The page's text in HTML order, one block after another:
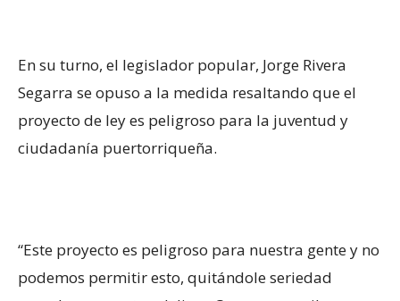
En su turno, el legislador popular, Jorge Rivera
Segarra se opuso a la medida resaltando que el
proyecto de ley es peligroso para la juventud y
ciudadanía puertorriqueña.
“Este proyecto es peligroso para nuestra gente y no
podemos permitir esto, quitándole seriedad